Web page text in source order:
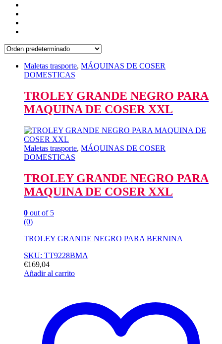
Maletas trasporte, MÁQUINAS DE COSER
DOMESTICAS
TROLEY GRANDE NEGRO PARA
MAQUINA DE COSER XXL
Maletas trasporte, MÁQUINAS DE COSER
DOMESTICAS
TROLEY GRANDE NEGRO PARA
MAQUINA DE COSER XXL
0 out of 5
(0)
TROLEY GRANDE NEGRO PARA BERNINA
SKU: TT9228BMA
€169,04
Añadir al carrito